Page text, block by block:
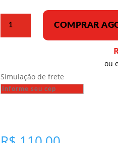
nossa
feliz
COMPRAR
ou
Simulação de frete